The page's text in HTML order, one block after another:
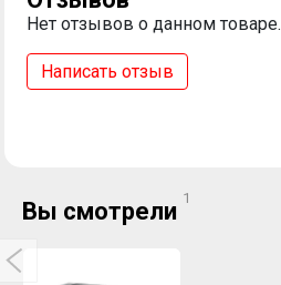
Нет отзывов о данном товаре.
Написать отзыв
Вы смотрели 1